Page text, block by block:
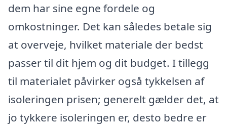
dem har sine egne fordele og
omkostninger. Det kan således betale sig
at overveje, hvilket materiale der bedst
passer til dit hjem og dit budget. I tillegg
til materialet påvirker også tykkelsen af
isoleringen prisen; generelt gælder det, at
jo tykkere isoleringen er, desto bedre er